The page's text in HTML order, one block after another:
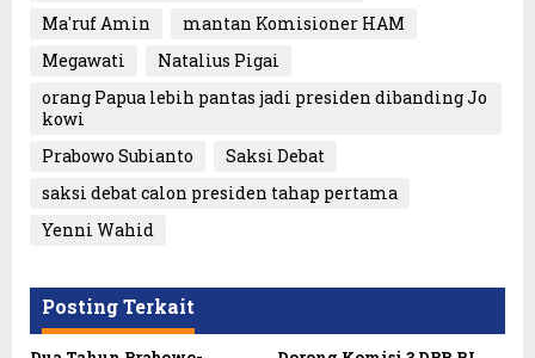
Ma'ruf Amin
mantan Komisioner HAM
Megawati
Natalius Pigai
orang Papua lebih pantas jadi presiden dibanding Jo
kowi
Prabowo Subianto
Saksi Debat
saksi debat calon presiden tahap pertama
Yenni Wahid
Posting Terkait